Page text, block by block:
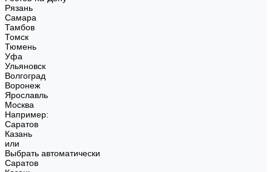
Рязань
Самара
Тамбов
Томск
Тюмень
Уфа
Ульяновск
Волгоград
Воронеж
Ярославль
Москва
Например:
Саратов
Казань
или
Выбрать автоматически
Саратов